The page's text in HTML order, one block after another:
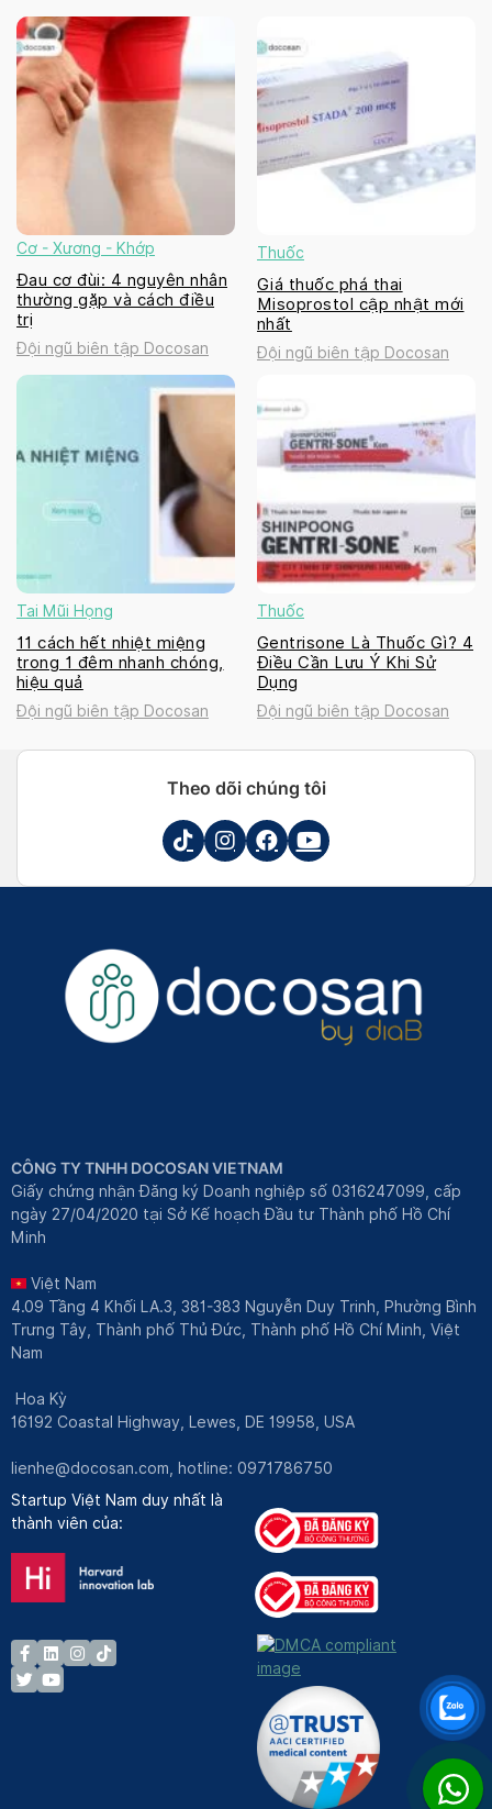
Cơ - Xương - Khớp
Đau cơ đùi: 4 nguyên nhân
thường gặp và cách điều
trị
Đội ngũ biên tập Docosan
Thuốc
Giá thuốc phá thai
Misoprostol cập nhật mới
nhất
Đội ngũ biên tập Docosan
Tai Mũi Họng
11 cách hết nhiệt miệng
trong 1 đêm nhanh chóng,
hiệu quả
Đội ngũ biên tập Docosan
Thuốc
Gentrisone Là Thuốc Gì? 4
Điều Cần Lưu Ý Khi Sử
Dụng
Đội ngũ biên tập Docosan
Theo dõi chúng tôi
CÔNG TY TNHH DOCOSAN VIETNAM
Giấy chứng nhận Đăng ký Doanh nghiệp số 0316247099, cấp
ngày 27/04/2020 tại Sở Kế hoạch Đầu tư Thành phố Hồ Chí
Minh
Việt Nam
4.09 Tầng 4 Khối LA.3, 381-383 Nguyễn Duy Trinh, Phường Bình
Trưng Tây, Thành phố Thủ Đức, Thành phố Hồ Chí Minh, Việt
Nam
Hoa Kỳ
16192 Coastal Highway, Lewes, DE 19958, USA
lienhe@docosan.com , hotline: 0971786750
Startup Việt Nam duy nhất là
thành viên của: